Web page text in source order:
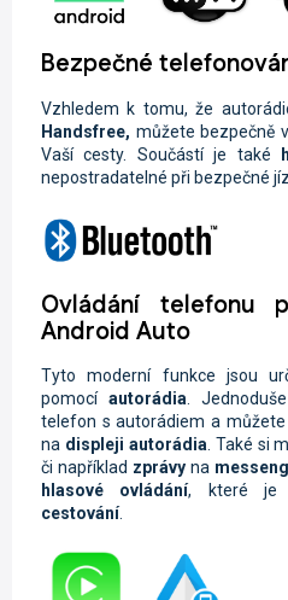
Bezpečné
Vzhledem k tomu, že
Handsfree, můžete bezpečně
Vaší cesty. Součástí je také
nepostradatelné při bezpečné
Ovládání telefonu
Android Auto
Tyto moderní funkce jsou
pomocíautorádia .
telefon s autorádiem a
na displeji autorádia . Také si
či například zprávy na
hlasové ovládání, které je
cestování.